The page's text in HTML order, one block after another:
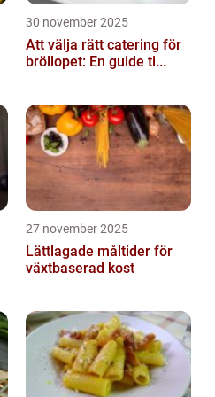
30 november 2025
Att välja rätt catering för
bröllopet: En guide ti...
27 november 2025
Lättlagade måltider för
växtbaserad kost